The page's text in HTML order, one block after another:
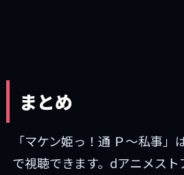
まとめ
「マケン姫っ！通 Ｐ～私事
で視聴できます。dアニメス